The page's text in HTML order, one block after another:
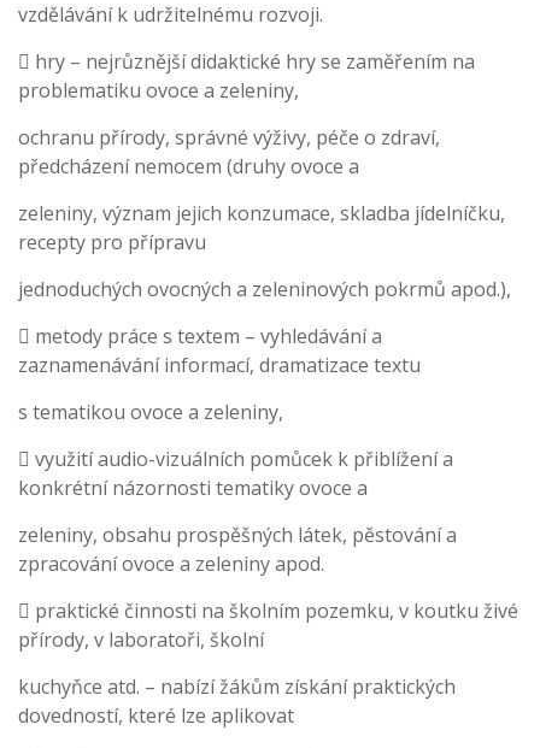
vzdělávání k udržitelnému rozvoji.
 hry – nejrůznější didaktické hry se zaměřením na
problematiku ovoce a zeleniny,
ochranu přírody, správné výživy, péče o zdraví,
předcházení nemocem (druhy ovoce a
zeleniny, význam jejich konzumace, skladba jídelníčku,
recepty pro přípravu
jednoduchých ovocných a zeleninových pokrmů apod.),
 metody práce s textem – vyhledávání a
zaznamenávání informací, dramatizace textu
s tematikou ovoce a zeleniny,
 využití audio-vizuálních pomůcek k přiblížení a
konkrétní názornosti tematiky ovoce a
zeleniny, obsahu prospěšných látek, pěstování a
zpracování ovoce a zeleniny apod.
 praktické činnosti na školním pozemku, v koutku živé
přírody, v laboratoři, školní
kuchyňce atd. – nabízí žákům získání praktických
dovedností, které lze aplikovat